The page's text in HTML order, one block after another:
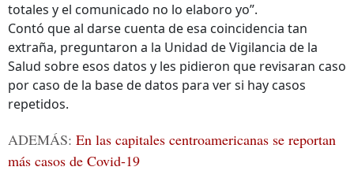
totales y el comunicado no lo elaboro yo”.
Contó que al darse cuenta de esa coincidencia tan
extraña, preguntaron a la Unidad de Vigilancia de la
Salud sobre esos datos y les pidieron que revisaran caso
por caso de la base de datos para ver si hay casos
repetidos.
ADEMÁS: En las capitales centroamericanas se reportan
más casos de Covid-19